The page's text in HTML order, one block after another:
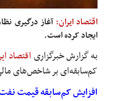
اقتصاد ایران: آغاز درگیری
ایجاد کرده است.
به گزارش خبرگزاریاقتصاد
کم‌سابقه‌ای بر شاخص‌های
افزایش کم‌سابقه قیمت